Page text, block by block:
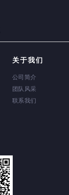
关于我们
公司简介
团队风采
联系我们